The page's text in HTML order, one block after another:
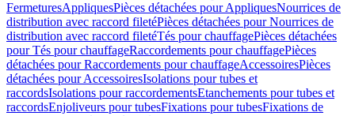
FermeturesAppliquesPièces détachées pour AppliquesNourrices de
distribution avec raccord filetéPièces détachées pour Nourrices de
distribution avec raccord filetéTés pour chauffagePièces détachées
pour Tés pour chauffageRaccordements pour chauffagePièces
détachées pour Raccordements pour chauffageAccessoiresPièces
détachées pour AccessoiresIsolations pour tubes et
raccordsIsolations pour raccordementsEtanchements pour tubes et
raccordsEnjoliveurs pour tubesFixations pour tubesFixations de